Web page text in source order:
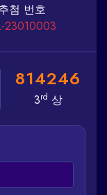
첨 번호
23010003
814246
3rd 상